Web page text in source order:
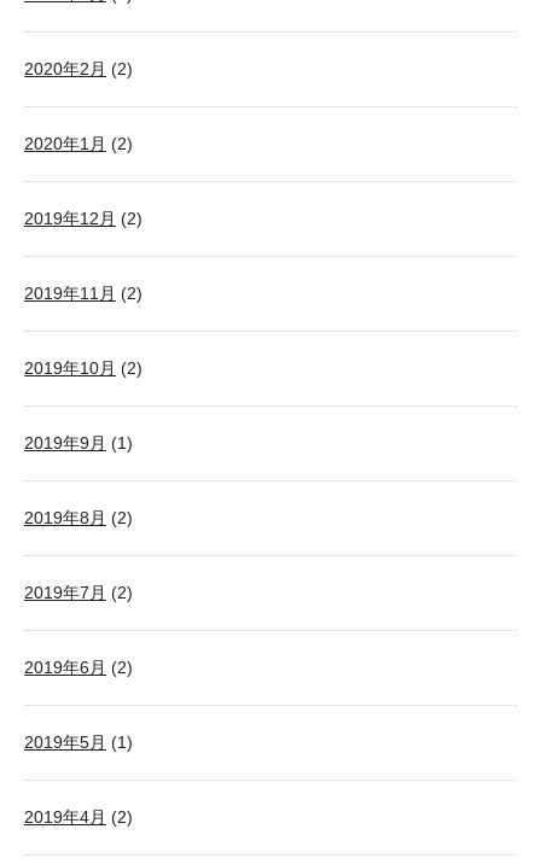
2020年2月 (2)
2020年1月 (2)
2019年12月 (2)
2019年11月 (2)
2019年10月 (2)
2019年9月 (1)
2019年8月 (2)
2019年7月 (2)
2019年6月 (2)
2019年5月 (1)
2019年4月 (2)